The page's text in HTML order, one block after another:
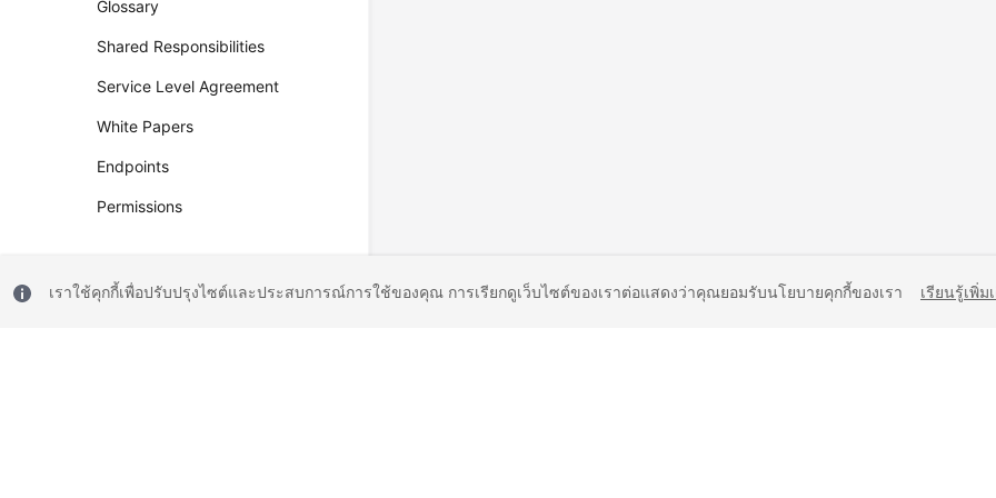
Glossary
Shared Responsibilities
Service Level Agreement
White Papers
Endpoints
Permissions
เราใช้คุกกี้เพื่อปรับปรุงไซต์และประสบการณ์การใช้ของคุณ การเรียกดูเว็บไซต์ของเราต่อแสดงว่าคุณยอมรับนโยบายคุกกี้ของเรา เรียนรู้เพิ่ม